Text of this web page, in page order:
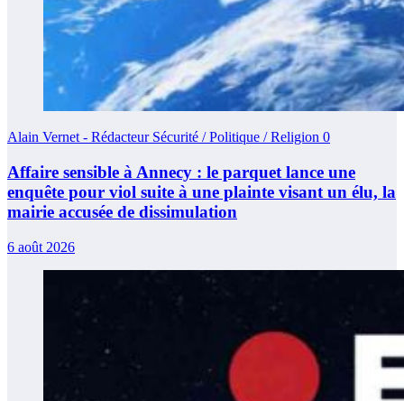
Alain Vernet - Rédacteur Sécurité / Politique / Religion 0
Affaire sensible à Annecy : le parquet lance une
enquête pour viol suite à une plainte visant un élu, la
mairie accusée de dissimulation
6 août 2026